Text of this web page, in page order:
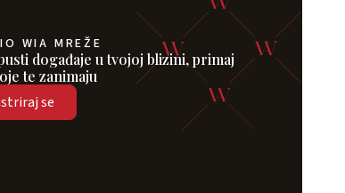
WIA MREŽE
događaje u tvojoj blizini, primaj
te zanimaju
se